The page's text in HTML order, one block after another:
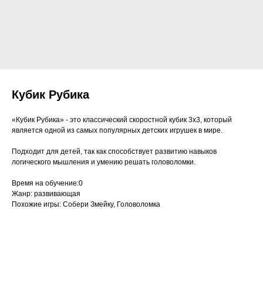
Кубик Рубика
«Кубик Рубика» - это классический скоростной кубик 3х3, который
является одной из самых популярных детских игрушек в мире.
Подходит для детей, так как способствует развитию навыков
логического мышления и умению решать головоломки.
Время на обучение:0
Жанр: развивающая
Похожие игры: Собери Змейку, Головоломка